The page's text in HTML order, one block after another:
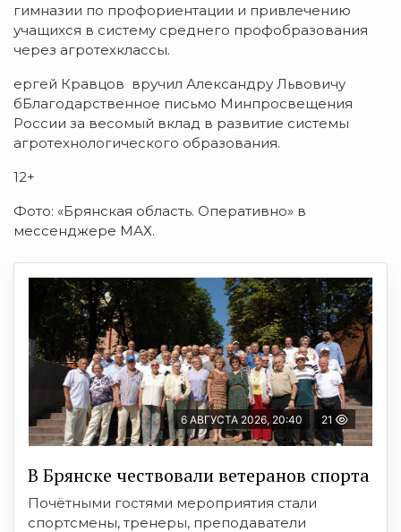
гимназии по профориентации и привлечению
учащихся в систему среднего профобразования
через агротехклассы.
ергей Кравцов вручил Александру Львовичу
бБлагодарственное письмо Минпросвещения
России за весомый вклад в развитие системы
агротехнологического образования.
12+
Фото: «Брянская область. Оперативно» в
мессенджере МАХ.
6 АВГУСТА 2026, 20:40 21
В Брянске чествовали ветеранов спорта
Почётными гостями мероприятия стали
спортсмены, тренеры, преподаватели